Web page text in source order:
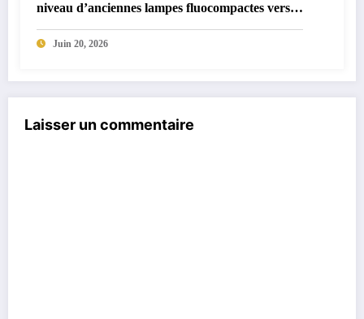
niveau d’anciennes lampes fluocompactes vers
des LED efficaces
Juin 20, 2026
Laisser un commentaire